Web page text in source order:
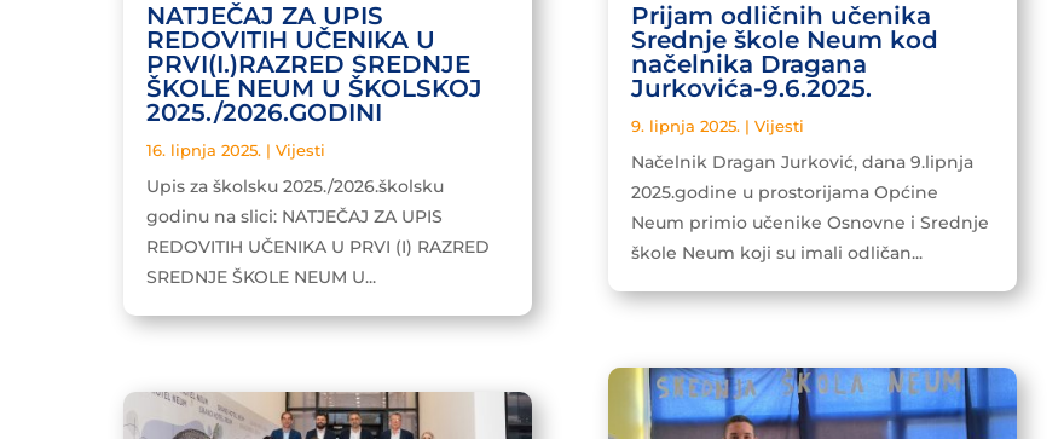
NATJEČAJ ZA UPIS
REDOVITIH UČENIKA U
PRVI(I.)RAZRED SREDNJE
ŠKOLE NEUM U ŠKOLSKOJ
2025./2026.GODINI
16. lipnja 2025. | Vijesti
Upis za školsku 2025./2026.školsku
godinu na slici: NATJEČAJ ZA UPIS
REDOVITIH UČENIKA U PRVI (I) RAZRED
SREDNJE ŠKOLE NEUM U...
Prijam odličnih učenika
Srednje škole Neum kod
načelnika Dragana
Jurkovića-9.6.2025.
9. lipnja 2025.| Vijesti
Načelnik Dragan Jurković, dana 9.lipnja
2025.godine u prostorijama Općine
Neum primio učenike Osnovne i Srednje
škole Neum koji su imali odličan...